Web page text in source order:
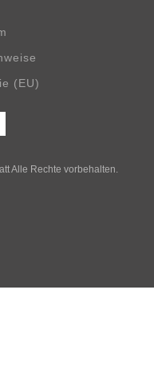
(EU)
Alle Rechte vorbehalten.